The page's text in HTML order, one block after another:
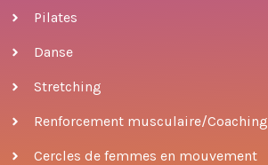
Pilates
Danse
Stretching
Renforcement musculaire/Coaching
Cercles de femmes en mouvement